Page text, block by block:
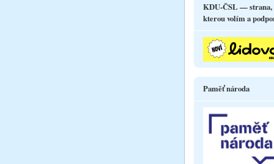
KDU-ČSL — strana,
kterou volím a
Paměť národa